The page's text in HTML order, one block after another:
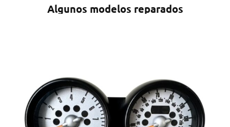
Algunos modelos reparados